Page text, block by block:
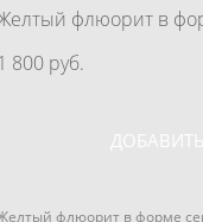
флюорит в
800 pуб.
флюорит в форме